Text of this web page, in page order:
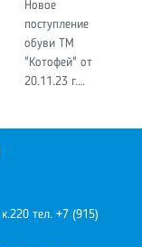
Новое
поступление
обуви ТМ
"Котофей" от
20.11.23 г.…
тел. +7 (915)